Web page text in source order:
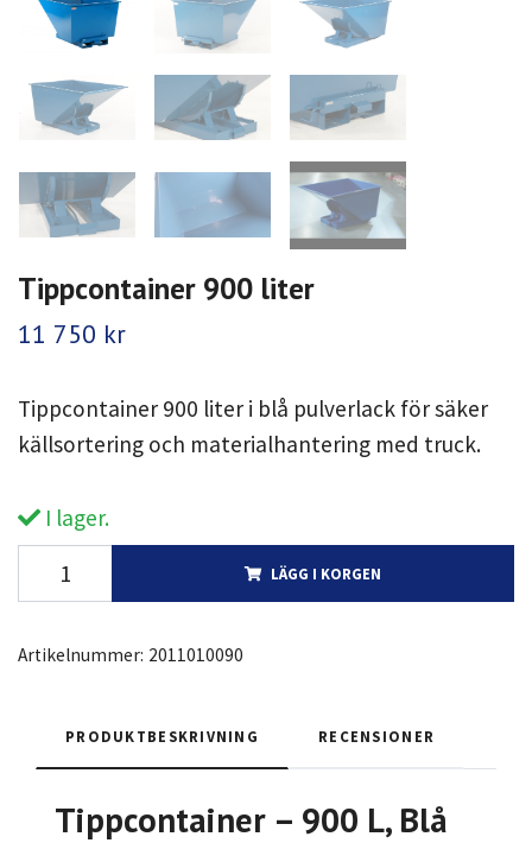
Tippcontainer 900 liter
11 750 kr
Tippcontainer 900 liter i blå pulverlack för säker
källsortering och materialhantering med truck.
I lager.
LÄGG I KORGEN
Artikelnummer: 2011010090
PRODUKTBESKRIVNING RECENSIONER
Tippcontainer – 900 L, Blå